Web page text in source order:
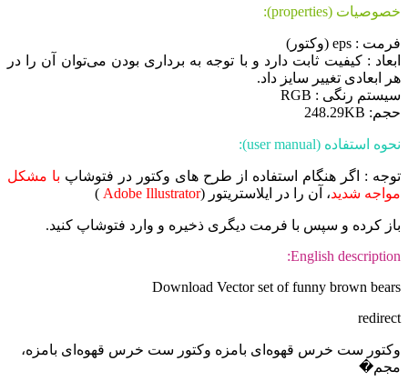
خصوصیات (properties):
فرمت : eps (وکتور)
ابعاد : کیفیت ثابت دارد و با توجه به برداری بودن می‌توان آن را در
هر ابعادی تغییر سایز داد.
سیستم رنگی : RGB
حجم: 248.29KB
نحوه استفاده (user manual):
توجه : اگر هنگام استفاده از طرح های وکتور در فتوشاپ با مشکل
مواجه شدید، آن را در ایلاستریتور (Adobe Illustrator
)
باز کرده و سپس با فرمت دیگری ذخیره و وارد فتوشاپ کنید.
English description:
Download Vector set of funny brown bears
redirect
وکتور ست خرس قهوه‌ای بامزه وکتور ست خرس قهوه‌ای بامزه،
مجم�